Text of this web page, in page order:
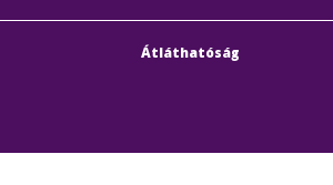
Átláthatóság